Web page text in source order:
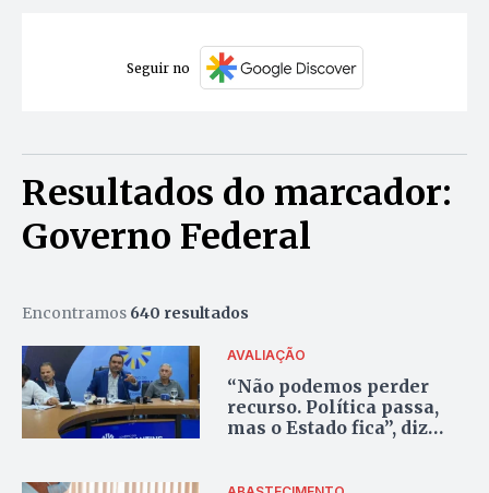
Seguir no
Resultados do marcador:
Governo Federal
Encontramos 640 resultados
AVALIAÇÃO
“Não podemos perder
recurso. Política passa,
mas o Estado fica”, diz